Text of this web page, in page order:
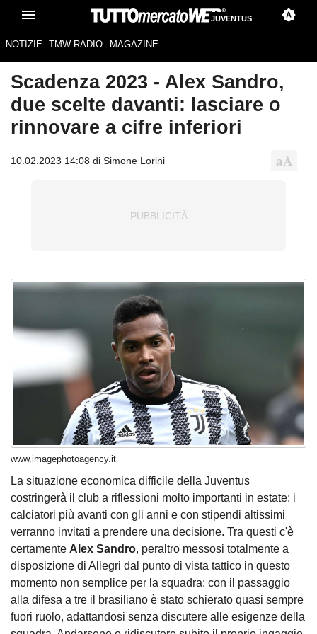
JUVENTUS
NOTIZIE TMW RADIO MAGAZINE
Scadenza 2023 - Alex Sandro,
due scelte davanti: lasciare o
rinnovare a cifre inferiori
10.02.2023 14:08 di Simone Lorini
www.imagephotoagency.it
La situazione economica difficile della Juventus
costringerà il club a riflessioni molto importanti in estate: i
calciatori più avanti con gli anni e con stipendi altissimi
verranno invitati a prendere una decisione. Tra questi c'è
certamente Alex Sandro, peraltro messosi totalmente a
disposizione di Allegri dal punto di vista tattico in questo
momento non semplice per la squadra: con il passaggio
alla difesa a tre il brasiliano è stato schierato quasi sempre
fuori ruolo, adattandosi senza discutere alle esigenze della